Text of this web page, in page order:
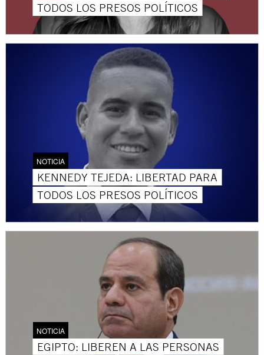
TODOS LOS PRESOS POLÍTICOS
NOTICIA
KENNEDY TEJEDA: LIBERTAD PARA
TODOS LOS PRESOS POLÍTICOS
NOTICIA
EGIPTO: LIBEREN A LAS PERSONAS